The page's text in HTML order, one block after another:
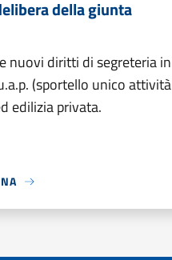
della giunta
nuovi diritti di segreteria in
(sportello unico attività
edilizia privata.